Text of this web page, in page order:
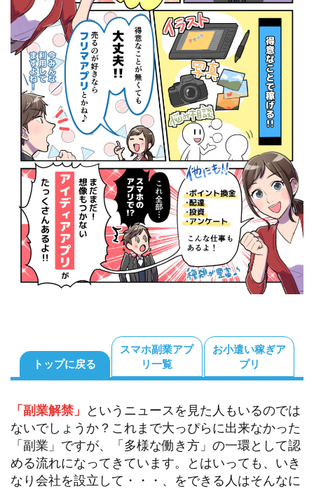
トップに戻る
スマホ副業アプ
リ一覧
お小遣い稼ぎア
プリ
「副業解禁」 というニュースを見た人もいるのでは
ないでしょうか？これまで大っぴらに出来なかった
「副業」ですが、「多様な働き方」の一環として認
める流れになってきています。とはいっても、いき
なり会社を設立して・・・、をできる人はそんなに